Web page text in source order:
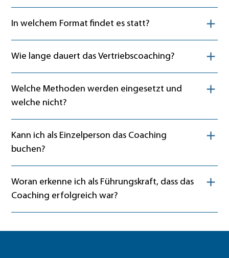
In welchem Format findet es statt?
Wie lange dauert das Vertriebscoaching?
Welche Methoden werden eingesetzt und
welche nicht?
Kann ich als Einzelperson das Coaching
buchen?
Woran erkenne ich als Führungskraft, dass das
Coaching erfolgreich war?